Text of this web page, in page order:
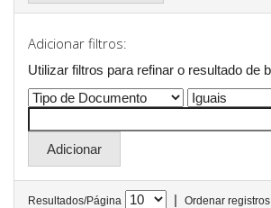
Adicionar filtros:
Utilizar filtros para refinar o resultado de
Resultados/Página |
Ordenar